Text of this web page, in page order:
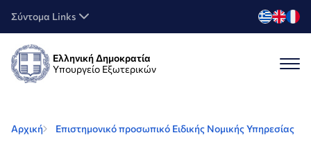
Σύντομα Links
Ελληνική Δημοκρατία
Υπουργείο Εξωτερικών
Αρχική Επιστημονικό προσωπικό Ειδικής Νομικής Υπηρεσίας